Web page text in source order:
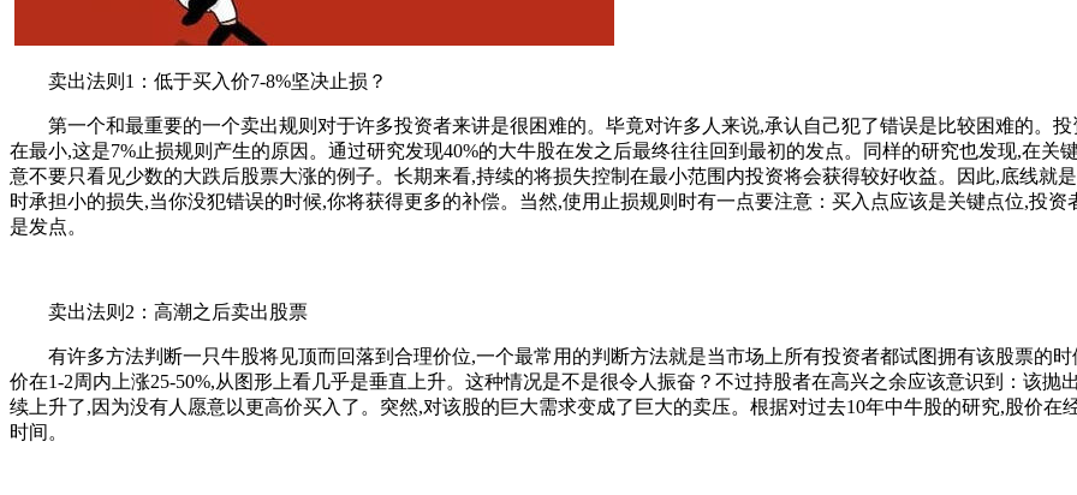
卖出法则1：低于买入价7-8%坚决止损？
第一个和最重要的一个卖出规则对于许多投资者来讲是很困难的。毕竟对许多人来说,承认自己犯了错误是比较困难的。投
在最小,这是7%止损规则产生的原因。通过研究发现40%的大牛股在发之后最终往往回到最初的发点。同样的研究也发现,在关
意不要只看见少数的大跌后股票大涨的例子。长期来看,持续的将损失控制在最小范围内投资将会获得较好收益。因此,底线就
时承担小的损失,当你没犯错误的时候,你将获得更多的补偿。当然,使用止损规则时有一点要注意：买入点应该是关键点位,投
是发点。
卖出法则2：高潮之后卖出股票
有许多方法判断一只牛股将见顶而回落到合理价位,一个最常用的判断方法就是当市场上所有投资者都试图拥有该股票的时
价在1-2周内上涨25-50%,从图形上看几乎是垂直上升。这种情况是不是很令人振奋？不过持股者在高兴之余应该意识到：该
续上升了,因为没有人愿意以更高价买入了。突然,对该股的巨大需求变成了巨大的卖压。根据对过去10年中牛股的研究,股价
时间。